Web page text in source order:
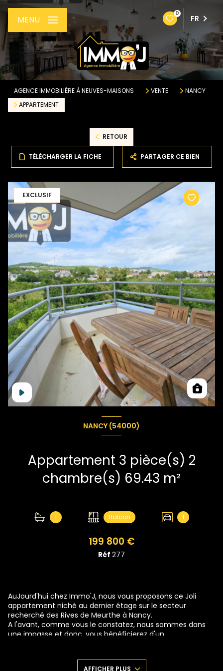
0
FR
MENU
AGENCE IMMOBILIÈRE À NEUVES-MAISONS VENTE
NANCY
APPARTEMENT
RETOUR
TÉLÉCHARGER LA FICHE PARTAGER CE BIEN
EXCLUSIF
NANCY (54000)
Appartement 3 pièce(s) 2
chambre(s) 69.43 m²
1 Balcon 1
199 800 €
Réf 277
AuJourd'hui chez Immo'J, nous vous proposons ce Joli
appartement niché au dernier étage sur le secteur
recherché des Rives de Meurthe à Nancy.
A l'avant, comme vous le constatez, nous sommes dans
une impasse et donc, vous bénéficierez d'un
ville à 10 minutes à pieds de l'autre.
AFFICHER PLUS